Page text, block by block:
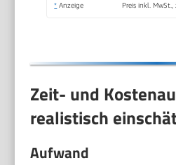
* Anzeige Preis inkl.
Zeit- und
realistisch
Aufwand